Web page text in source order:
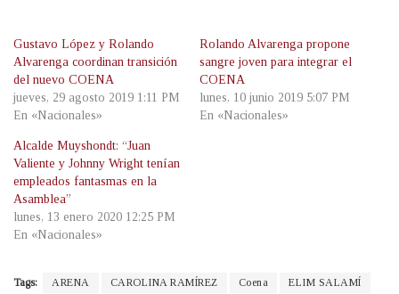
Gustavo López y Rolando
Alvarenga coordinan transición
del nuevo COENA
jueves, 29 agosto 2019 1:11 PM
En «Nacionales»
Rolando Alvarenga propone
sangre joven para integrar el
COENA
lunes, 10 junio 2019 5:07 PM
En «Nacionales»
Alcalde Muyshondt: “Juan
Valiente y Johnny Wright tenían
empleados fantasmas en la
Asamblea”
lunes, 13 enero 2020 12:25 PM
En «Nacionales»
Tags: ARENA CAROLINA RAMÍREZ Coena ELIM SALAMÍ